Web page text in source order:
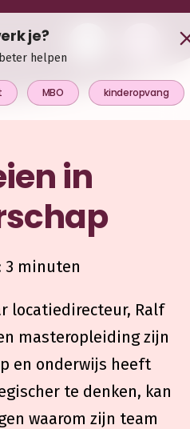
in
3 minuten
locatiedirecteur, Ralf
masteropleiding zijn
en onderwijs heeft
te denken, kan
waarom zijn team
je?
helpen
MBO kinderopvang